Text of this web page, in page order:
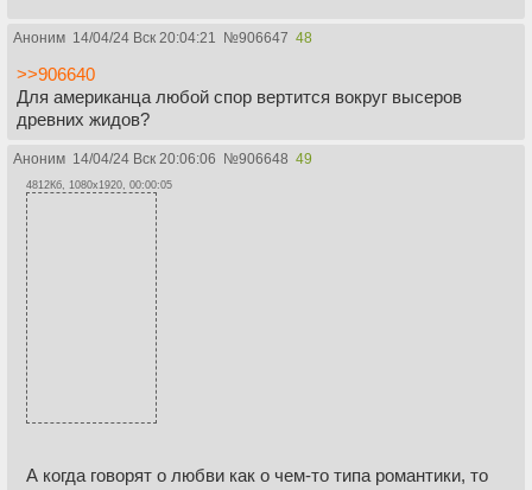
Аноним 14/04/24 Вск 20:04:21 №906647 48
>>906640
Для американца любой спор вертится вокруг высеров
древних жидов?
Аноним 14/04/24 Вск 20:06:06 №906648 49
4812Кб, 1080x1920, 00:00:05
А когда говорят о любви как о чем-то типа романтики, то